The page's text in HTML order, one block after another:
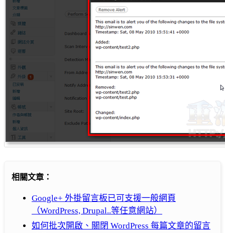
相關文章：
Google+ 外掛留言板已可支援一般網頁
（WordPress, Drupal..等任意網站）
如何批次開啟、關閉 WordPress 每篇文章的留言